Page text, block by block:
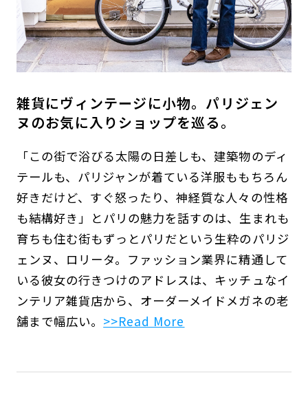
雑貨にヴィンテージに小物。パリジェン
ヌのお気に入りショップを巡る。
「この街で浴びる太陽の日差しも、建築物のディ
テールも、パリジャンが着ている洋服ももちろん
好きだけど、すぐ怒ったり、神経質な人々の性格
も結構好き」とパリの魅力を話すのは、生まれも
育ちも住む街もずっとパリだという生粋のパリジ
ェンヌ、ロリータ。ファッション業界に精通して
いる彼女の行きつけのアドレスは、キッチュなイ
ンテリア雑貨店から、オーダーメイドメガネの老
舗まで幅広い。 >>Read More